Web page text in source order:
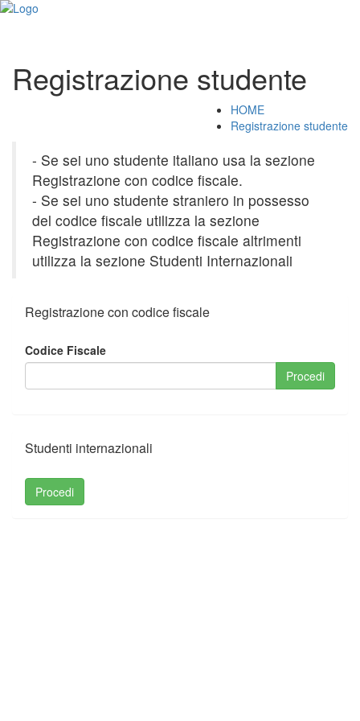
Registrazione studente
HOME
Registrazione studente
- Se sei uno studente italiano usa la sezione
Registrazione con codice fiscale.
- Se sei uno studente straniero in possesso
del codice fiscale utilizza la sezione
Registrazione con codice fiscale altrimenti
utilizza la sezione Studenti Internazionali
Registrazione con codice fiscale
Codice Fiscale
Studenti internazionali